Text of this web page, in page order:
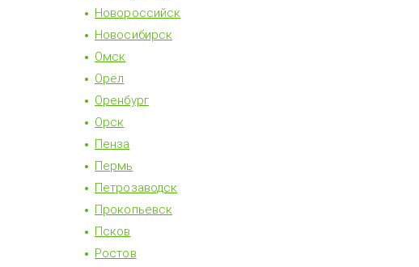
Новороссийск
Новосибирск
Омск
Орёл
Оренбург
Орск
Пенза
Пермь
Петрозаводск
Прокопьевск
Псков
Ростов